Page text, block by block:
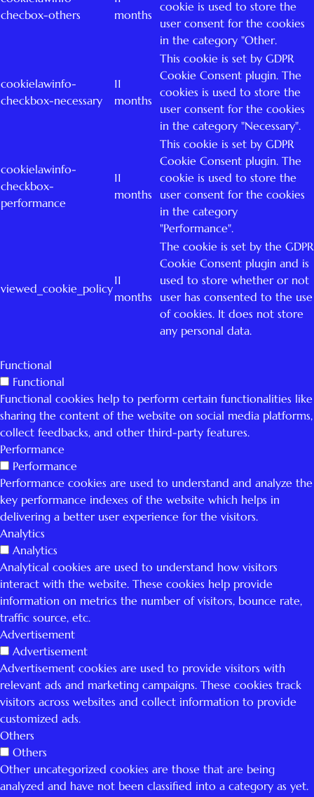
checbox-others
months
cookie is used to store the
user consent for the cookies
in the category "Other.
cookielawinfo-
checkbox-necessary
11
months
This cookie is set by GDPR
Cookie Consent plugin. The
cookies is used to store the
user consent for the cookies
in the category "Necessary".
cookielawinfo-
checkbox-
performance
11
months
This cookie is set by GDPR
Cookie Consent plugin. The
cookie is used to store the
user consent for the cookies
in the category
"Performance".
viewed_cookie_policy
11
months
The cookie is set by the GDPR
Cookie Consent plugin and is
used to store whether or not
user has consented to the use
of cookies. It does not store
any personal data.
Functional
Functional
Functional cookies help to perform certain functionalities like
sharing the content of the website on social media platforms,
collect feedbacks, and other third-party features.
Performance
Performance
Performance cookies are used to understand and analyze the
key performance indexes of the website which helps in
delivering a better user experience for the visitors.
Analytics
Analytics
Analytical cookies are used to understand how visitors
interact with the website. These cookies help provide
information on metrics the number of visitors, bounce rate,
traffic source, etc.
Advertisement
Advertisement
Advertisement cookies are used to provide visitors with
relevant ads and marketing campaigns. These cookies track
visitors across websites and collect information to provide
customized ads.
Others
Others
Other uncategorized cookies are those that are being
analyzed and have not been classified into a category as yet.